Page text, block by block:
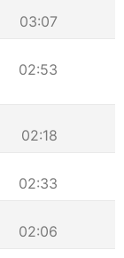
03:07
02:53
02:18
02:33
02:06